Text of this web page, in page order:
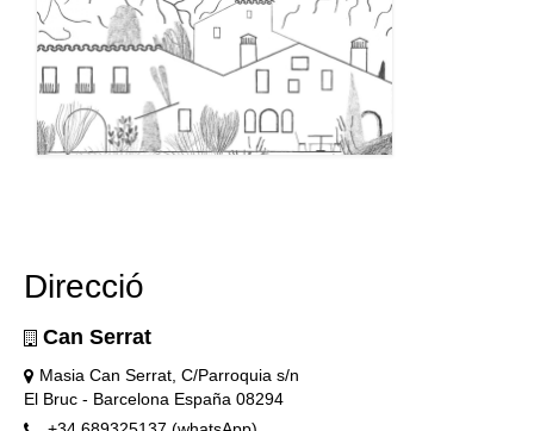
Direcció
Can Serrat
Masia Can Serrat, C/Parroquia s/n
El Bruc - Barcelona España 08294